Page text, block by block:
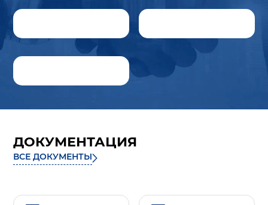
ДОКУМЕНТАЦИЯ
ВСЕ ДОКУМЕНТЫ